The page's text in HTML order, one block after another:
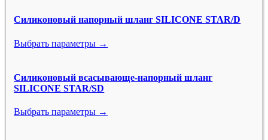
Силиконовый напорный шланг SILICONE STAR/D
Выбрать параметры →
Силиконовый всасывающе-напорный шланг
SILICONE STAR/SD
Выбрать параметры →